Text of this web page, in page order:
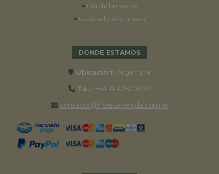
• Día de la madre
• Navidad y año nuevo
DONDE ESTAMOS
Ubicación: Argentina
Tel.: +54 11 42520309
contacto@floresavenida.com.ar